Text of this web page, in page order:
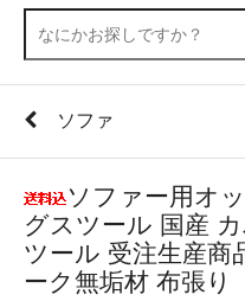
ソファ
ソファー用オ
グスツール 国産
ツール 受注生産商
ーク無垢材 布張り